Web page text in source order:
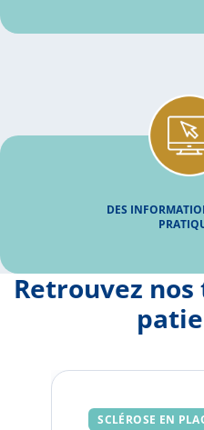
DES
Retrouvez
SCLÉROSE EN